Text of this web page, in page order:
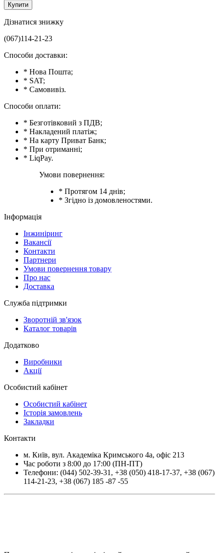
Купити
Дізнатися знижку
(067)114-21-23
Способи доставки:
* Нова Пошта;
* SAT;
* Самовивіз.
Способи оплати:
* Безготівковий з ПДВ;
* Накладений платіж;
* На карту Приват Банк;
* При отриманні;
* LiqPay.
Умови повернення:
* Протягом 14 днів;
* Згідно із домовленостями.
Інформація
Інжиніринг
Вакансії
Контакти
Партнери
Умови повернення товару
Про нас
Доставка
Служба підтримки
Зворотній зв'язок
Каталог товарів
Додатково
Виробники
Акції
Особистий кабінет
Особистий кабінет
Історія замовлень
Закладки
Контакти
м. Київ, вул. Академіка Кримського 4а, офіс 213
Час роботи з 8:00 до 17:00 (ПН-ПТ)
Телефони: (044) 502-39-31 , +38 (050) 418-17-37, +38 (067)
114-21-23, +38 (067) 185 -87 -55